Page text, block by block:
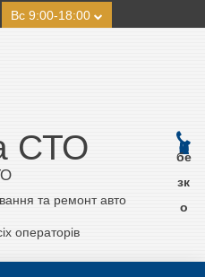
Вс 9:00-18:00
СТО
та ремонт авто
0 800 21 11 50
бе
зк
о
операторів